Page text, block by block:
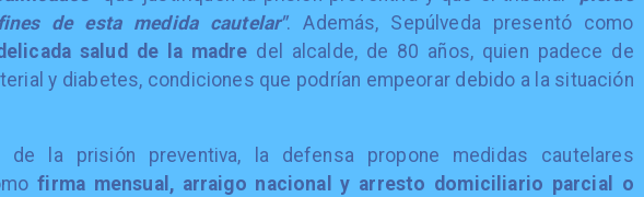
de esta medida cautelar". Además, Sepúlveda presentó como
salud de la madre del alcalde, de 80 años, quien padece de
y diabetes, condiciones que podrían empeorar debido a la situación
de la prisión preventiva, la defensa propone medidas cautelares
firma mensual, arraigo nacional y arresto domiciliario parcial o